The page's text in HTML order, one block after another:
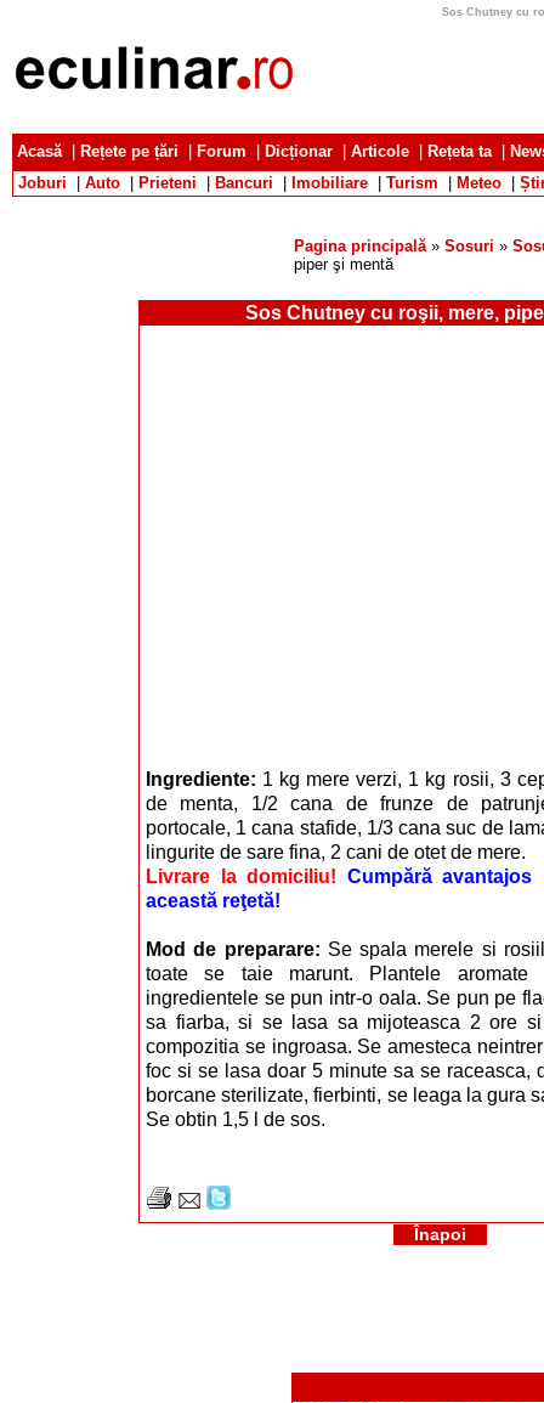
Sos Chutney cu
Acasă| Rețete pe țări Forum Dicționar Articole Rețeta ta|
Joburi
Auto Prieteni Bancuri Imobiliare Turism Meteo
Pagina principală» Sosuri »
piper şi mentă
Sos Chutney cu roşii, mere,
Ingrediente: 1 kg mere verzi, 1 kg rosii, 3
de menta, 1/2 cana de frunze de
portocale, 1 cana stafide, 1/3 cana suc de
lingurite de sare fina, 2 cani de otet de mere.
Livrare la domiciliu! Cumpără avantajos
această reţetă!
Mod de preparare: Se spala merele si
toate se taie marunt. Plantele
ingredientele se pun intr-o oala. Se pun pe
sa fiarba, si se lasa sa mijoteasca 2 ore
compozitia se ingroasa. Se amesteca
foc si se lasa doar 5 minute sa se raceasca,
borcane sterilizate, fierbinti, se leaga la gura
Se obtin 1,5 l de sos.
Înapoi